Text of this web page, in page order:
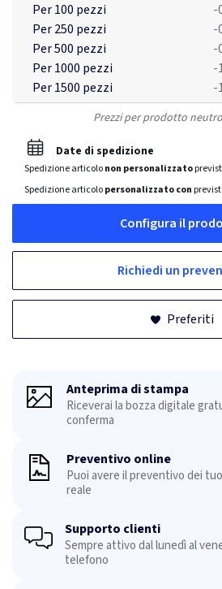
Per 100 pezzi -
Per 250 pezzi
-
Per 500 pezzi
-
Per 1000 pezzi
-
Per 1500 pezzi
-
Prezzi per prodotto
Date di spedizione
Spedizione articolonon personalizzato
Spedizione articolopersonalizzato con
Configura il
Richiedi un
Preferiti
Anteprima di stampa
Riceverai la bozza digitale
conferma
Preventivo online
Puoi avere il preventivo dei
reale
Supporto clienti
Sempre attivo dal lunedì al
telefono